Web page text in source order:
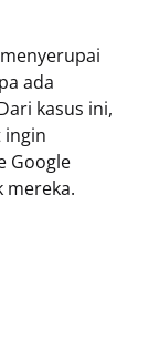
ada
kasus ini,
ingin
Google
mereka.